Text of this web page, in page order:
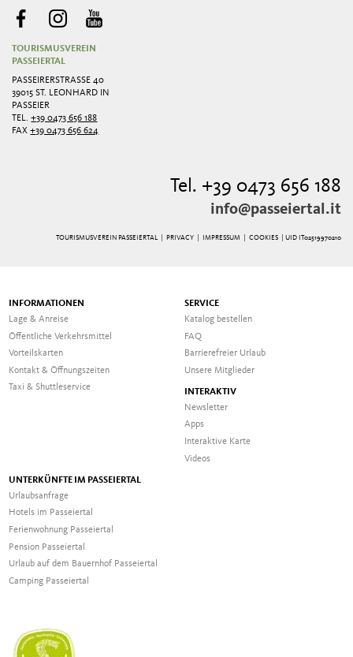
TOURISMUSVEREIN
PASSEIERTAL
PASSEIRERSTRASSE 40
39015 ST. LEONHARD IN
PASSEIER
TEL.+39 0473 656 188
FAX+39 0473 656 624
Tel. +39 0473 656 188
info@passeiertal.it
TOURISMUSVEREIN PASSEIERTAL | PRIVACY| IMPRESSUM COOKIES | UID IT02519970210
INFORMATIONEN
Lage & Anreise
Öffentliche Verkehrsmittel
Vorteilskarten
Kontakt & Öffnungszeiten
Taxi & Shuttleservice
SERVICE
Katalog bestellen
FAQ
Barrierefreier Urlaub
Unsere Mitglieder
INTERAKTIV
Newsletter
Apps
Interaktive Karte
Videos
UNTERKÜNFTE IM PASSEIERTAL
Urlaubsanfrage
Hotels im Passeiertal
Ferienwohnung Passeiertal
Pension Passeiertal
Urlaub auf dem Bauernhof Passeiertal
Camping Passeiertal